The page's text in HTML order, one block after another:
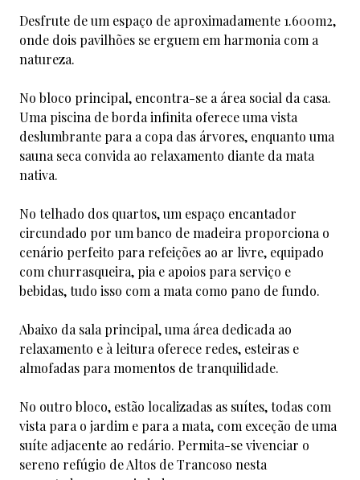
Desfrute de um espaço de aproximadamente 1.600m2,
onde dois pavilhões se erguem em harmonia com a
natureza.
No bloco principal, encontra-se a área social da casa.
Uma piscina de borda infinita oferece uma vista
deslumbrante para a copa das árvores, enquanto uma
sauna seca convida ao relaxamento diante da mata
nativa.
No telhado dos quartos, um espaço encantador
circundado por um banco de madeira proporciona o
cenário perfeito para refeições ao ar livre, equipado
com churrasqueira, pia e apoios para serviço e
bebidas, tudo isso com a mata como pano de fundo.
Abaixo da sala principal, uma área dedicada ao
relaxamento e à leitura oferece redes, esteiras e
almofadas para momentos de tranquilidade.
No outro bloco, estão localizadas as suítes, todas com
vista para o jardim e para a mata, com exceção de uma
suíte adjacente ao redário. Permita-se vivenciar o
sereno refúgio de Altos de Trancoso nesta